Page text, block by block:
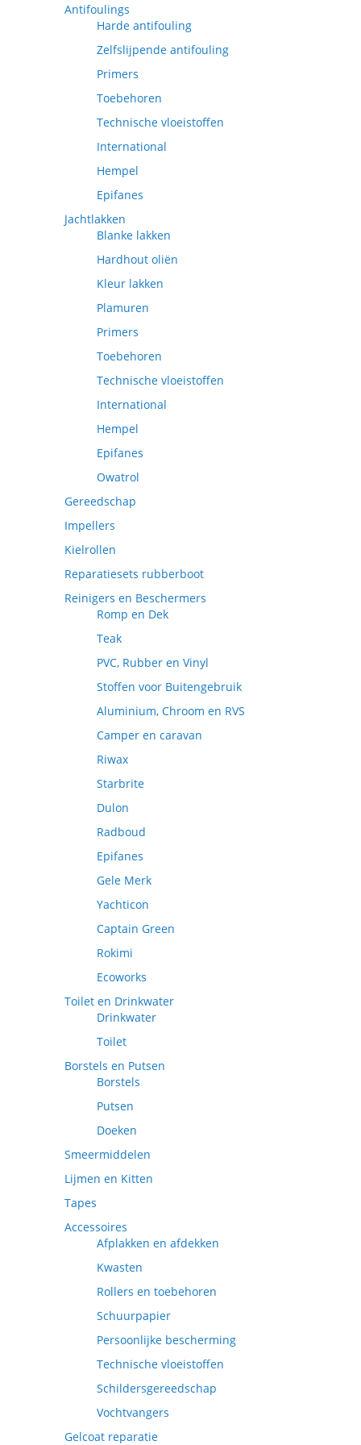
Antifoulings
Harde antifouling
Zelfslijpende antifouling
Primers
Toebehoren
Technische vloeistoffen
International
Hempel
Epifanes
Jachtlakken
Blanke lakken
Hardhout oliën
Kleur lakken
Plamuren
Primers
Toebehoren
Technische vloeistoffen
International
Hempel
Epifanes
Owatrol
Gereedschap
Impellers
Kielrollen
Reparatiesets rubberboot
Reinigers en Beschermers
Romp en Dek
Teak
PVC, Rubber en Vinyl
Stoffen voor Buitengebruik
Aluminium, Chroom en RVS
Camper en caravan
Riwax
Starbrite
Dulon
Radboud
Epifanes
Gele Merk
Yachticon
Captain Green
Rokimi
Ecoworks
Toilet en Drinkwater
Drinkwater
Toilet
Borstels en Putsen
Borstels
Putsen
Doeken
Smeermiddelen
Lijmen en Kitten
Tapes
Accessoires
Afplakken en afdekken
Kwasten
Rollers en toebehoren
Schuurpapier
Persoonlijke bescherming
Technische vloeistoffen
Schildersgereedschap
Vochtvangers
Gelcoat reparatie